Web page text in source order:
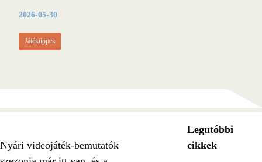
2026-05-30
Játéktippek
Nyári videojáték-bemutatók
Legutóbbi
cikkek